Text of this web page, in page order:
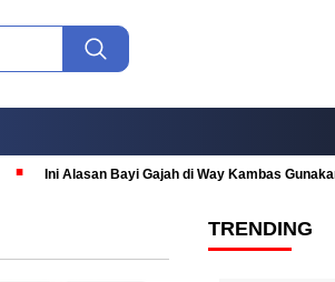
Ini Alasan Bayi Gajah di Way Kambas
TRENDING